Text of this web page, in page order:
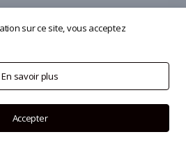
sur ce site, vous acceptez
En savoir plus
Accepter